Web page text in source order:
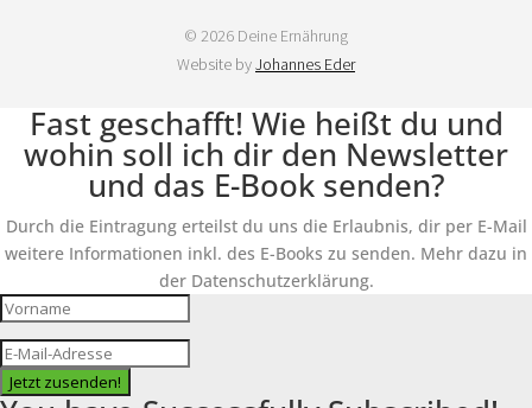
© 2026 Deine Ernährung
Website byJohannes Eder
Fast geschafft! Wie heißt du und
wohin soll ich dir den Newsletter
und das E-Book senden?
Durch die Eintragung erteilst du uns die Erlaubnis, dir per E-Mail
weitere Informationen inkl. des E-Books zu senden. Mehr dazu in
der Datenschutzerklärung.
Jetzt zusenden!